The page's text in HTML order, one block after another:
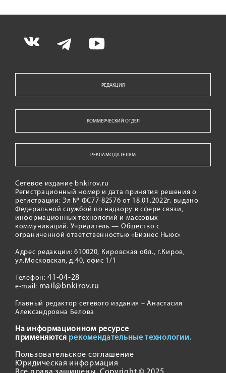
РЕДАКЦИЯ
КОММЕРЧЕСКИЙ ОТДЕЛ
РЕКЛАМОДАТЕЛЯМ
Сетевое издание bnkirov.ru
Регистрационный номер и дата принятия решения о
регистрации: Эл № ФС77-82576 от 18.01.2022г. выдано
Федеральной службой по надзору в сфере связи,
информационных технологий и массовых
коммуникаций. Учредитель — Общество с
ограниченной ответственностью «Бизнес Ньюс»
Адрес редакции: 610020, Кировская обл., г.Киров,
ул.Московская, д.40, офис 1/1
Телефон:41-04-28
e-mail: mail@bnkirov.ru
Главный редактор сетевого издания – Анастасия
Александровна Белова
На информационном ресурсе
применяются рекомендательные технологии.
Пользовательское соглашение
Юридическая информация